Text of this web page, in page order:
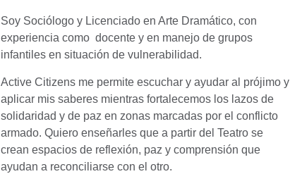
Soy Sociólogo y Licenciado en Arte Dramático, con
experiencia como docente y en manejo de grupos
infantiles en situación de vulnerabilidad.
Active Citizens me permite escuchar y ayudar al prójimo y
aplicar mis saberes mientras fortalecemos los lazos de
solidaridad y de paz en zonas marcadas por el conflicto
armado. Quiero enseñarles que a partir del Teatro se
crean espacios de reflexión, paz y comprensión que
ayudan a reconciliarse con el otro.